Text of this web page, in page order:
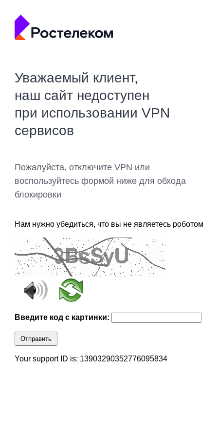
Уважаемый клиент,
наш сайт недоступен
при использовании VPN
сервисов
Пожалуйста, отключите VPN или
воспользуйтесь формой ниже для обхода
блокировки
Нам нужно убедиться, что вы не являетесь роботом
Введите код с картинки:
Отправить
Your support ID is: 13903290352776095834